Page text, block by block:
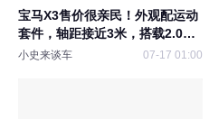
宝马X3售价很亲民！外观配运动
套件，轴距接近3米，搭载2.0T
轻混
小史来谈车 07-17 01:00